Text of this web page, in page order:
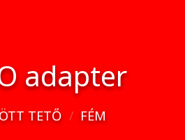
adapter
TETŐ / FÉM